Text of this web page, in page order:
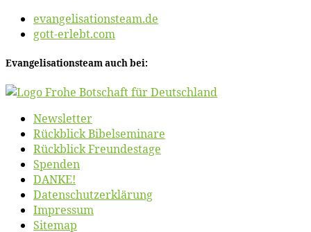
evangelisationsteam.de
gott-erlebt.com
Evan­ge­li­sa­ti­ons­team auch bei:
News­let­ter
Rück­blick Bibelseminare
Rück­blick Freundestage
Spen­den
DANKE!
Daten­schutz­er­klä­rung
Im­pres­sum
Site­map